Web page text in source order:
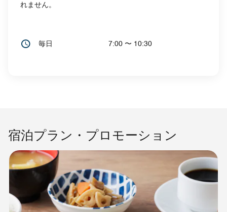
れません。
毎日 7:00 〜 10:30
宿泊プラン・プロモーション